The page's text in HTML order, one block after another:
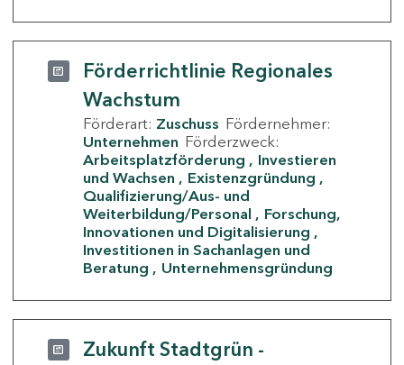
Förderrichtlinie Regionales
Wachstum
Förderart: Zuschuss Fördernehmer:
Unternehmen Förderzweck:
Arbeitsplatzförderung
Investieren
und Wachsen
Existenzgründung
Qualifizierung/Aus- und
Weiterbildung/Personal
Forschung,
Innovationen und Digitalisierung
Investitionen in Sachanlagen und
Beratung
Unternehmensgründung
Zukunft Stadtgrün -